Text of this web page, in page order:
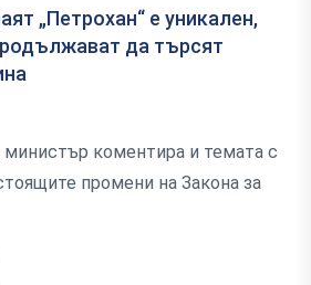
„Петрохан“ е уникален,
да търсят
коментира и темата с
промени на Закона за